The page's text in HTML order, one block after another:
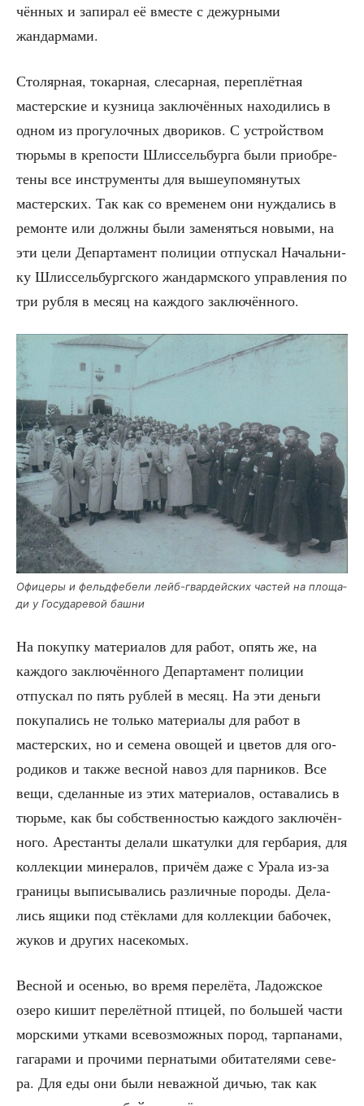
чён­ных и запи­рал её вме­сте с дежур­ны­ми
жандармами.
Сто­ляр­ная, токар­ная, сле­сар­ная, пере­плёт­ная
мастер­ские и куз­ни­ца заклю­чён­ных нахо­ди­лись в
одном из про­гу­лоч­ных дво­ри­ков. С устрой­ством
тюрь­мы в кре­по­сти Шлис­сель­бур­га были при­об­ре­
те­ны все инстру­мен­ты для выше­упо­мя­ну­тых
мастер­ских. Так как со вре­ме­нем они нуж­да­лись в
ремон­те или долж­ны были заме­нять­ся новы­ми, на
эти цели Депар­та­мент поли­ции отпус­кал Началь­ни­
ку Шлис­сель­бург­ско­го жан­дарм­ско­го управ­ле­ния по
три руб­ля в месяц на каж­до­го заключённого.
Офи­це­ры и фельд­фе­бе­ли лейб-гвар­дей­ских частей на пло­ща­
ди у Госу­да­ре­вой башни
На покуп­ку мате­ри­а­лов для работ, опять же, на
каж­до­го заклю­чён­но­го Депар­та­мент поли­ции
отпус­кал по пять руб­лей в месяц. На эти день­ги
поку­па­лись не толь­ко мате­ри­а­лы для работ в
мастер­ских, но и семе­на ово­щей и цве­тов для ого­
ро­ди­ков и так­же вес­ной навоз для пар­ни­ков. Все
вещи, сде­лан­ные из этих мате­ри­а­лов, оста­ва­лись в
тюрь­ме, как бы соб­ствен­но­стью каж­до­го заклю­чён­
но­го. Аре­стан­ты дела­ли шка­тул­ки для гер­ба­рия, для
кол­лек­ции мине­ра­лов, при­чём даже с Ура­ла из-за
гра­ни­цы выпи­сы­ва­лись раз­лич­ные поро­ды. Дела­
лись ящи­ки под стёк­ла­ми для кол­лек­ции бабо­чек,
жуков и дру­гих насекомых.
Вес­ной и осе­нью, во вре­мя пере­лё­та, Ладож­ское
озе­ро кишит пере­лёт­ной пти­цей, по боль­шей части
мор­ски­ми утка­ми все­воз­мож­ных пород, тар­па­на­ми,
гага­ра­ми и про­чи­ми пер­на­ты­ми оби­та­те­ля­ми севе­
ра. Для еды они были неваж­ной дичью, так как